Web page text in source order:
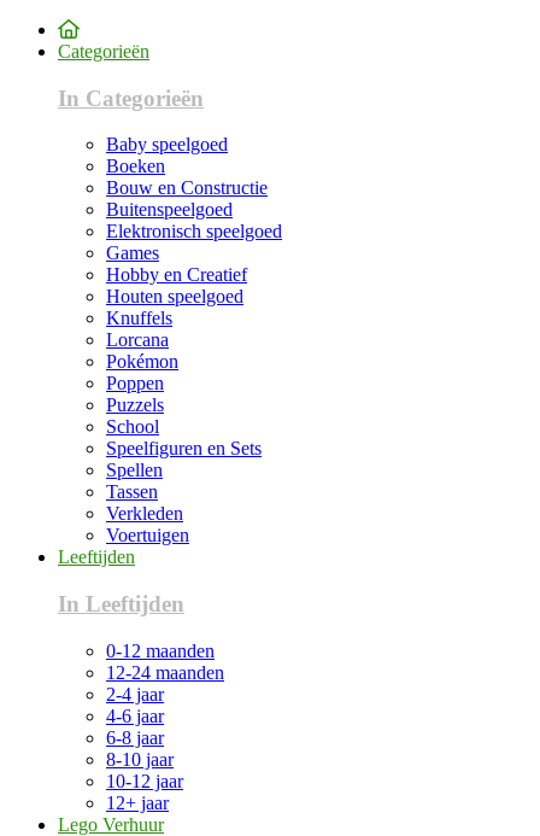
Categorieën
In Categorieën
Baby speelgoed
Boeken
Bouw en Constructie
Buitenspeelgoed
Elektronisch speelgoed
Games
Hobby en Creatief
Houten speelgoed
Knuffels
Lorcana
Pokémon
Poppen
Puzzels
School
Speelfiguren en Sets
Spellen
Tassen
Verkleden
Voertuigen
Leeftijden
In Leeftijden
0-12 maanden
12-24 maanden
2-4 jaar
4-6 jaar
6-8 jaar
8-10 jaar
10-12 jaar
12+ jaar
Lego Verhuur